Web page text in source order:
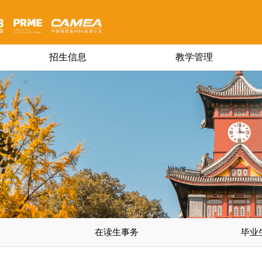
招生信息 教学管理
在读生事务 毕业